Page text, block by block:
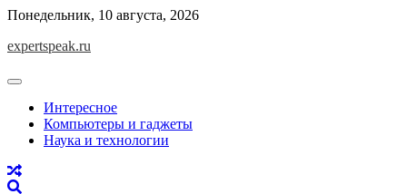
Skip
content
Понедельник, 10 августа, 2026
expertspeak.ru
Интересное
Компьютеры и гаджеты
Наука и технологии